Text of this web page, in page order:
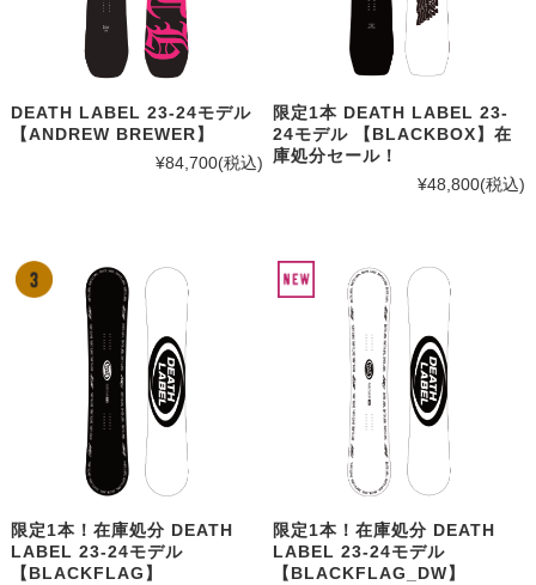
DEATH LABEL 23-24モデル
【ANDREW BREWER】
¥84,700(税込)
限定1本 DEATH LABEL 23-
24モデル 【BLACKBOX】在
庫処分セール！
¥48,800(税込)
限定1本！在庫処分 DEATH
LABEL 23-24モデル
【BLACKFLAG】
限定1本！在庫処分 DEATH
LABEL 23-24モデル
【BLACKFLAG_DW】